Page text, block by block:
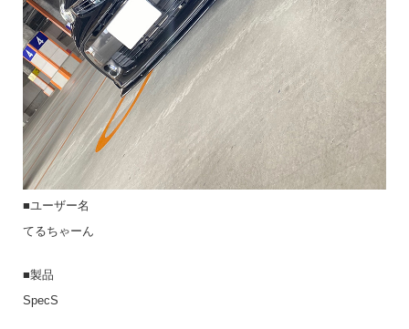
■ユーザー名
てるちゃーん
■製品
SpecS